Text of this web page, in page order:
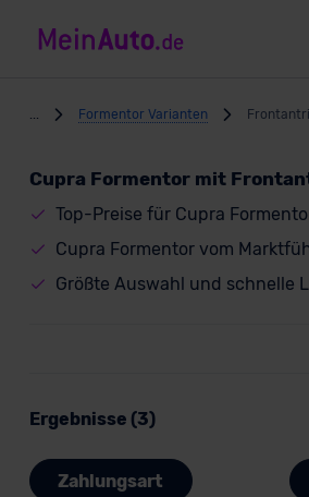
Formentor Varianten
Cupra Formentor mit
Top-Preise für Cupra
Cupra Formentor vom
Größte Auswahl und schnelle
Ergebnisse (3)
Zahlungsart